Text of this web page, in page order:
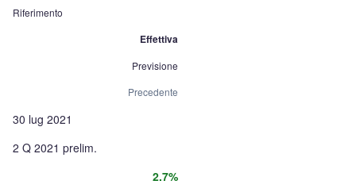
Riferimento
Effettiva
Previsione
Precedente
30 lug 2021
2 Q 2021 prelim.
2.7%